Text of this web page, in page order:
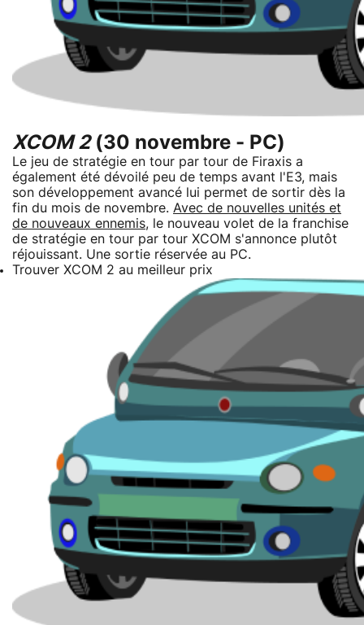
XCOM 2(30 novembre - PC)
Le jeu de stratégie en tour par tour de Firaxis a
également été dévoilé peu de temps avant l'E3, mais
son développement avancé lui permet de sortir dès la
fin du mois de novembre. Avec de nouvelles unités et
de nouveaux ennemis, le nouveau volet de la franchise
de stratégie en tour par tour XCOM s'annonce plutôt
réjouissant. Une sortie réservée au PC.
Trouver XCOM 2 au meilleur prix